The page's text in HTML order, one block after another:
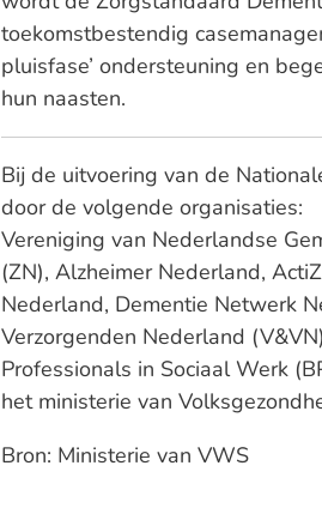
toekomstbestendig
pluisfase’ ondersteuning en
hun naasten.
Bij de uitvoering van de
door de volgende organisaties:
Vereniging van Nederlandse
(ZN), Alzheimer Nederland,
Nederland, Dementie Netwerk
Verzorgenden Nederland
Professionals in Sociaal Werk
het ministerie van
Bron: Ministerie van VWS